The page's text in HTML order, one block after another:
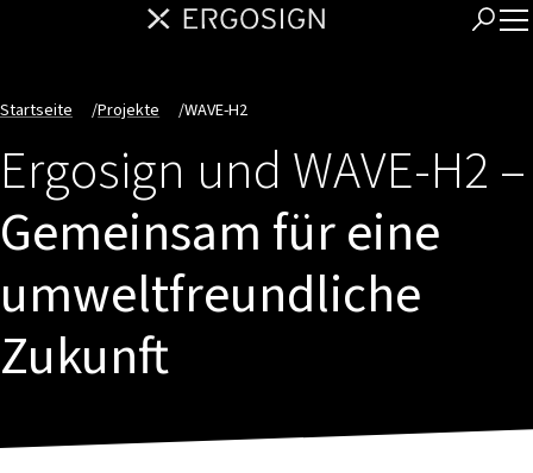
Startseite /Projekte /WAVE-H2
Ergosign und WAVE-H2 –
Gemeinsam für eine
umweltfreundliche
Zukunft